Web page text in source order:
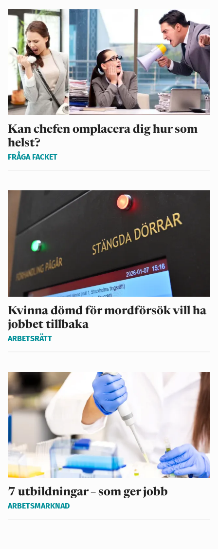
Kan chefen omplacera dig hur som
helst?
FRÅGA FACKET
Kvinna dömd för mordförsök vill ha
jobbet tillbaka
ARBETSRÄTT
7 utbildningar – som ger jobb
ARBETSMARKNAD